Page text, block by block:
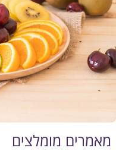
מאמרים מומלצים